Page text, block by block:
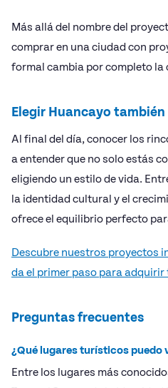
Más allá del nombre del
comprar en una ciudad con
formal cambia por completo la
Elegir Huancayo
Al final del día, conocer los
a entender que no solo estás
eligiendo un estilo de vida.
la identidad cultural y el
ofrece el equilibrio perfecto
Descubre nuestros proyectos
da el primer paso para adquirir
Preguntas frecuentes
¿Qué lugares turísticos puedo
Entre los lugares más